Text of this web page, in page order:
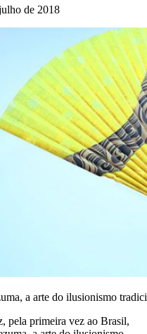
de 2018
a arte do ilusionismo
pela primeira vez ao Brasil,